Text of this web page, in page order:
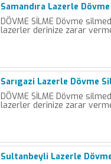
Samandıra Lazerle
DÖVME SİLME Dövme
lazerler derinize zarar
Sarıgazi Lazerle Dövme
DÖVME SİLME Dövme
lazerler derinize zarar
Sultanbeyli Lazerle